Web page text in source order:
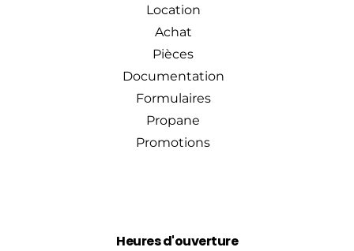
Location
Achat
Pièces
Documentation
Formulaires
Propane
Promotions
Heures d'ouverture